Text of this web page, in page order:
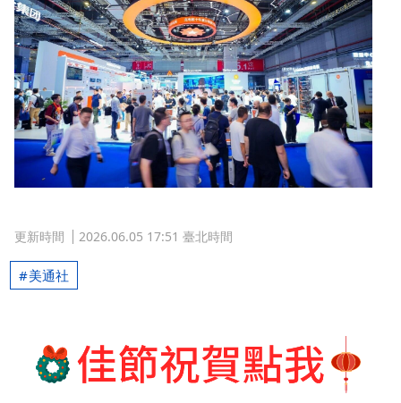
更新時間 2026.06.05 17:51 臺北時間
美通社